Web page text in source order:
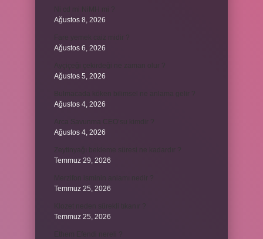
Ağustos 8, 2026
Ağustos 6, 2026
Ağustos 5, 2026
Ağustos 4, 2026
Ağustos 4, 2026
Temmuz 29, 2026
Temmuz 25, 2026
Temmuz 25, 2026